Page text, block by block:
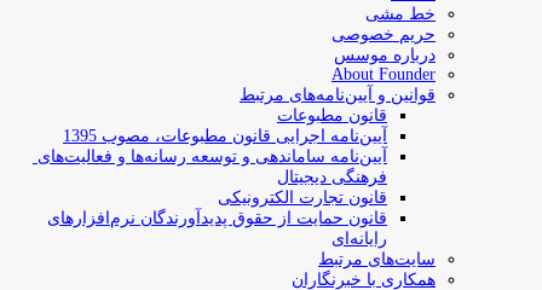
خط مشی
حریم خصوصی
درباره موسس
About Founder
قوانین و آیین‌نامه‌های مرتبط
‌قانون مطبوعات
آیین‌نامه اجرایی قانون مطبوعات، مصوب 1395
آیین‌نامه سامان­دهی و توسعه رسانه­‌ها و فعالیت‌­های
فرهنگی دیجیتال
قانون تجارت الکترونیکی
قانون حمایت از حقوق پدیدآورندگان نرم‌افزارهای
رایانه‌ای
سایت‌های مرتبط
همکاری با خبرنگاران